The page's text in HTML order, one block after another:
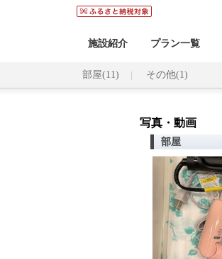
施設紹介 プラン一覧
部屋(11) その他(1)
写真・動画
部屋